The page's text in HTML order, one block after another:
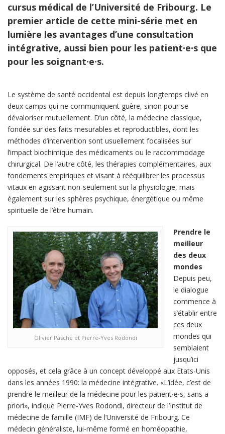
cursus médical de l’Université de Fribourg. Le
premier article de cette mini-série met en
lumière les avantages d’une consultation
intégrative, aussi bien pour les patient∙e∙s que
pour les soignant∙e∙s.
Le système de santé occidental est depuis longtemps clivé en
deux camps qui ne communiquent guère, sinon pour se
dévaloriser mutuellement. D’un côté, la médecine classique,
fondée sur des faits mesurables et reproductibles, dont les
méthodes d’intervention sont usuellement focalisées sur
l’impact biochimique des médicaments ou le raccommodage
chirurgical. De l’autre côté, les thérapies complémentaires, aux
fondements empiriques et visant à rééquilibrer les processus
vitaux en agissant non-seulement sur la physiologie, mais
également sur les sphères psychique, énergétique ou même
spirituelle de l’être humain.
Olivier Pasche et Pierre-Yves Rodondi
Prendre le
meilleur
des deux
mondes
Depuis peu,
le dialogue
commence à
s’établir entre
ces deux
mondes qui
semblaient
jusqu’ici
opposés, et cela grâce à un concept développé aux Etats-Unis
dans les années 1990: la médecine intégrative. «L’idée, c’est de
prendre le meilleur de la médecine pour les patient∙e∙s, sans a
priori», indique Pierre-Yves Rodondi, directeur de l’Institut de
médecine de famille (IMF) de l’Université de Fribourg. Ce
médecin généraliste, lui-même formé en homéopathie,